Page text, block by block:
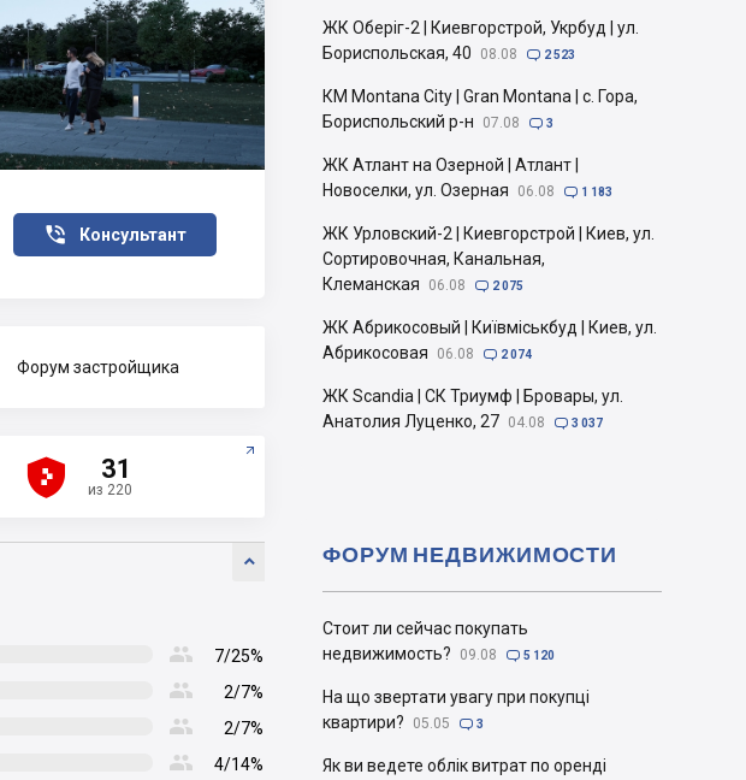
Консультант

Форум застройщика




 31
из 220

 7/25%
 2/7%
 2/7%
 4/14%
ЖК Оберіг-2 | Киевгорстрой, Укрбуд | ул.
Бориспольская, 40
08.08  2 523
КМ Montana City | Gran Montana | с. Гора,
Бориспольский р-н
07.08  3
ЖК Атлант на Озерной | Атлант |
Новоселки, ул. Озерная
06.08  1 183
ЖК Урловский-2 | Киевгорстрой | Киев, ул.
Сортировочная, Канальная,
Клеманская
06.08  2 075
ЖК Абрикосовый | Київміськбуд | Киев, ул.
Абрикосовая
06.08  2 074
ЖК Scandia | СК Триумф | Бровары, ул.
Анатолия Луценко, 27 04.08  3 037
Стоит ли сейчас покупать
недвижимость?
09.08  5 120
На що звертати увагу при покупці
квартири?
05.05  3
Як ви ведете облік витрат по оренді
ФОРУМ НЕДВИЖИМОСТИ